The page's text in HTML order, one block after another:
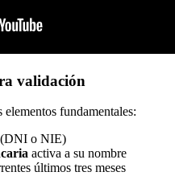
validación
fundamentales:
o NIE)
activa a su nombre
últimos tres meses